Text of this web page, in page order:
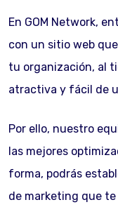
En GOM Network,
con un sitio web
tu organización, al
atractiva y fácil de
Por ello, nuestro
las mejores
forma, podrás
de marketing que